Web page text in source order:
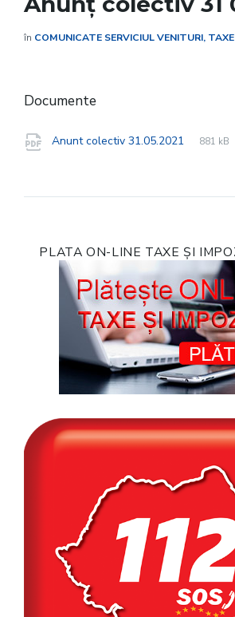
în COMUNICATE SERVICIUL VENITURI,
Documente
Anunt colectiv 31.05.2021
File
pdf
File
881 kB
PLATA ON-LINE TAXE ȘI